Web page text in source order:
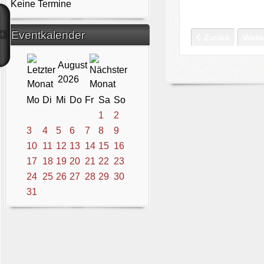
Keine Termine
Eventkalender
August
2026
Mo Di Mi Do Fr Sa So
1
2
3
4 5 6 7 8
9
10 11 12 13 14 15 16
17
18 19 20 21 22 23
24 25 26 27 28 29 30
31